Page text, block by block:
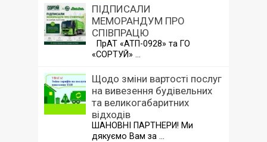
ПІДПИСАЛИ
МЕМОРАНДУМ ПРО
СПІВПРАЦЮ
ПрАТ «АТП-0928» та ГО
«СОРТУЙ» …
Щодо зміни вартості послуг
на вивезення будівельних
та великогабаритних
відходів
ШАНОВНІ ПАРТНЕРИ! Ми
дякуємо Вам за …